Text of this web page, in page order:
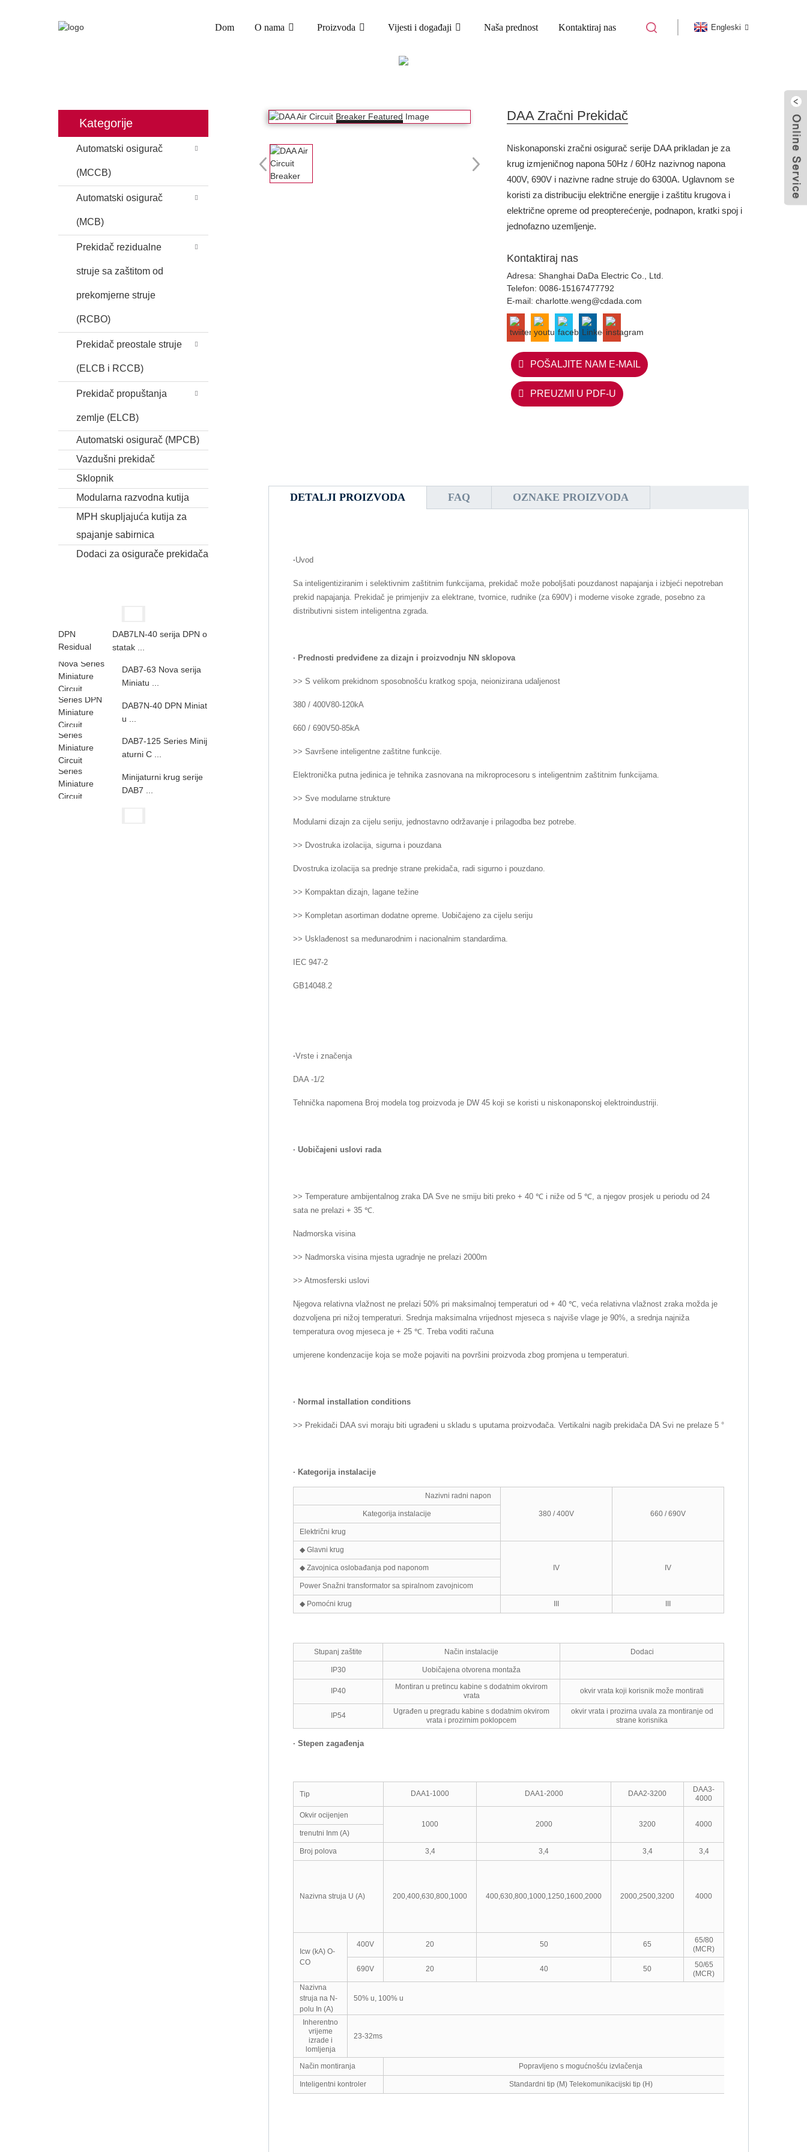
Dom O nama Proizvoda Vijesti i događaji Naša prednost Kontaktiraj nas Engleski
Kategorije
Automatski osigurač
(MCCB)
Automatski osigurač
(MCB)
Prekidač rezidualne
struje sa zaštitom od
prekomjerne struje
(RCBO)
Prekidač preostale struje
(ELCB i RCCB)
Prekidač propuštanja
zemlje (ELCB)
Automatski osigurač (MPCB)
Vazdušni prekidač
Sklopnik
Modularna razvodna kutija
MPH skupljajuća kutija za
spajanje sabirnica
Dodaci za osigurače prekidača
DAB7LN-40 serija DPN o
statak ...
DAB7-63 Nova serija
Miniatu ...
DAB7N-40 DPN Miniat
u ...
DAB7-125 Series Minij
aturni C ...
Minijaturni krug serije
DAB7 ...
Loading...
DAA Zračni Prekidač
Niskonaponski zračni osigurač serije DAA prikladan je za
krug izmjeničnog napona 50Hz / 60Hz nazivnog napona
400V, 690V i nazivne radne struje do 6300A. Uglavnom se
koristi za distribuciju električne energije i zaštitu krugova i
električne opreme od preopterećenje, podnapon, kratki spoj i
jednofazno uzemljenje.
Kontaktiraj nas
Adresa: Shanghai DaDa Electric Co., Ltd.
Telefon:0086-15167477792
E-mail:charlotte.weng@cdada.com
POŠALJITE NAM E-MAIL
PREUZMI U PDF-U
DETALJI PROIZVODA FAQ OZNAKE PROIZVODA
·Uvod
Sa inteligentiziranim i selektivnim zaštitnim funkcijama, prekidač može poboljšati pouzdanost napajanja i izbjeći nepotreban
prekid napajanja. Prekidač je primjenjiv za elektrane, tvornice, rudnike (za 690V) i moderne visoke zgrade, posebno za
distributivni sistem inteligentna zgrada.
· Prednosti predviđene za dizajn i proizvodnju NN sklopova
>> S velikom prekidnom sposobnošću kratkog spoja, neionizirana udaljenost
380 / 400V80-120kA
660 / 690V50-85kA
>> Savršene inteligentne zaštitne funkcije.
Elektronička putna jedinica je tehnika zasnovana na mikroprocesoru s inteligentnim zaštitnim funkcijama.
>> Sve modularne strukture
Modularni dizajn za cijelu seriju, jednostavno održavanje i prilagodba bez potrebe.
>> Dvostruka izolacija, sigurna i pouzdana
Dvostruka izolacija sa prednje strane prekidača, radi sigurno i pouzdano.
>> Kompaktan dizajn, lagane težine
>> Kompletan asortiman dodatne opreme. Uobičajeno za cijelu seriju
>> Usklađenost sa međunarodnim i nacionalnim standardima.
IEC 947-2
GB14048.2
·Vrste i značenja
DAA -1/2
Tehnička napomena Broj modela tog proizvoda je DW 45 koji se koristi u niskonaponskoj elektroindustriji.
· Uobičajeni uslovi rada
>> Temperature ambijentalnog zraka DA Sve ne smiju biti preko + 40 ℃ i niže od 5 ℃, a njegov prosjek u periodu od 24
sata ne prelazi + 35 ℃.
Nadmorska visina
>> Nadmorska visina mjesta ugradnje ne prelazi 2000m
>> Atmosferski uslovi
Njegova relativna vlažnost ne prelazi 50% pri maksimalnoj temperaturi od + 40 ℃, veća relativna vlažnost zraka možda je
dozvoljena pri nižoj temperaturi. Srednja maksimalna vrijednost mjeseca s najviše vlage je 90%, a srednja najniža
temperatura ovog mjeseca je + 25 ℃. Treba voditi računa
umjerene kondenzacije koja se može pojaviti na površini proizvoda zbog promjena u temperaturi.
· Normal install ation cond itions
>> Prekidači DAA svi moraju biti ugrađeni u skladu s uputama proizvođača. Vertikalni nagib prekidača DA Svi ne prelaze 5 °
· Kategorija instalacije
Nazivni radni napon
380 / 400V 660 / 690V
Kategorija instalacije
Električni krug
◆ Glavni krug
IV IV
◆ Zavojnica oslobađanja pod naponom
Power Snažni transformator sa spiralnom zavojnicom
◆ Pomoćni krug
Stupanj zaštite Način instalacije Dodaci
IP30 Uobičajena otvorena montaža
IP40
Montiran u pretincu kabine s dodatnim okvirom
vrata
okvir vrata koji korisnik može montirati
IP54
Ugrađen u pregradu kabine s dodatnim okvirom
vrata i prozirnim poklopcem
okvir vrata i prozirna uvala za montiranje od
strane korisnika
· Stepen zagađenja
Tip DAA1-1000 DAA1-2000 DAA2-3200
DAA3-
4000
Okvir ocijenjen
1000
2000 3200 4000
trenutni Inm (A)
Broj polova 3,4 3,4 3,4 3,4
Nazivna struja U (A) 200,400,630,800,1000 400,630,800,1000,1250,1600,2000 2000,2500,3200 4000
Icw (kA) O-
CO
400V 20 50 65
65/80
(MCR)
690V 20 40 50
50/65
(MCR)
Nazivna
struja na N-
polu In (A)
50% u, 100% u
Inherentno
vrijeme
izrade i
lomljenja
23-32ms
Način montiranja Popravljeno s mogućnošću izvlačenja
Inteligentni kontroler
Standardni tip (M) Telekomunikacijski tip (H)